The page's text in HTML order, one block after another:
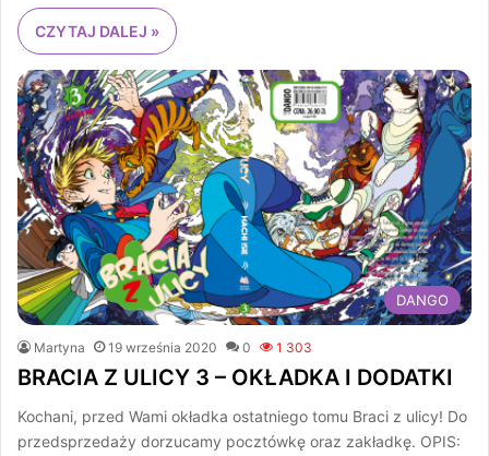
CZYTAJ DALEJ »
DANGO
Martyna 19 września 2020 0 1 303
BRACIA Z ULICY 3 – OKŁADKA I DODATKI
Kochani, przed Wami okładka ostatniego tomu Braci z ulicy! Do
przedsprzedaży dorzucamy pocztówkę oraz zakładkę. OPIS: